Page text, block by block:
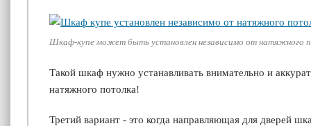
Шкаф-купе может быть установлен независимо от натяжного
Такой шкаф нужно устанавливать внимательно и
натяжного потолка!
Третий вариант - это когда направляющая для дверей